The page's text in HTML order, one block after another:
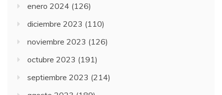
enero 2024 (126)
diciembre 2023 (110)
noviembre 2023 (126)
octubre 2023 (191)
septiembre 2023 (214)